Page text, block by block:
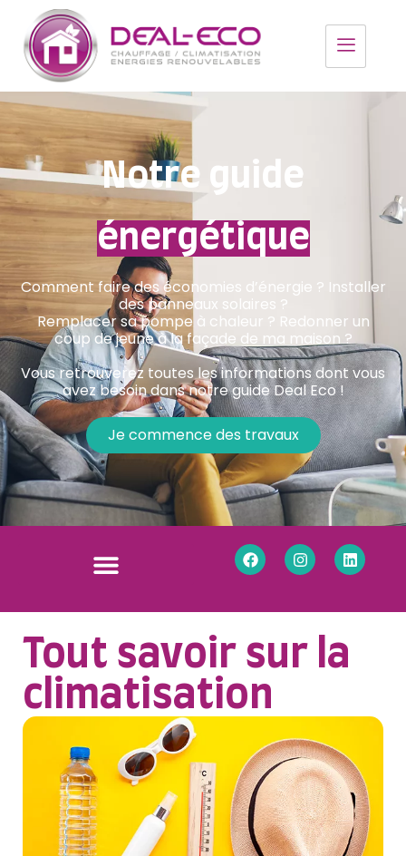
Notre guide
énergétique
Comment faire des économies d’énergie ? Installer
des panneaux solaires ?
Remplacer sa pompe à chaleur ? Redonner un
coup de jeune à la façade de ma maison ?
Vous retrouverez toutes les informations dont vous
avez besoin dans notre guide Deal Eco !
Je commence des travaux
Tout savoir sur la
climatisation